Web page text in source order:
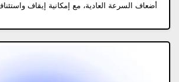
أضعاف السرعة العادية، مع إمكانية إيقاف